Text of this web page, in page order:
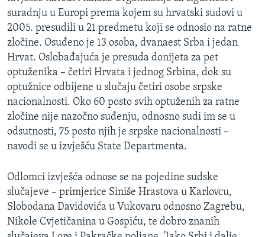
suradnju u Europi prema kojem su hrvatski sudovi u
2005. presudili u 21 predmetu koji se odnosio na ratne
zločine. Osuđeno je 13 osoba, dvanaest Srba i jedan
Hrvat. Oslobađajuća je presuda donijeta za pet
optuženika – četiri Hrvata i jednog Srbina, dok su
optužnice odbijene u slučaju četiri osobe srpske
nacionalnosti. Oko 60 posto svih optuženih za ratne
zločine nije nazočno suđenju, odnosno sudi im se u
odsutnosti, 75 posto njih je srpske nacionalnosti –
navodi se u izvješću State Departmenta.
Odlomci izvješća odnose se na pojedine sudske
slučajeve – primjerice Siniše Hrastova u Karlovcu,
Slobodana Davidovića u Vukovaru odnosno Zagrebu,
Nikole Cvjetičanina u Gospiću, te dobro znanih